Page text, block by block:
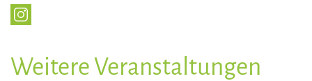
Weitere Veranstaltungen